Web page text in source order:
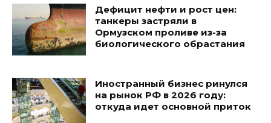
Дефицит нефти и рост цен:
танкеры застряли в
Ормузском проливе из-за
биологического обрастания
Иностранный бизнес ринулся
на рынок РФ в 2026 году:
откуда идет основной приток